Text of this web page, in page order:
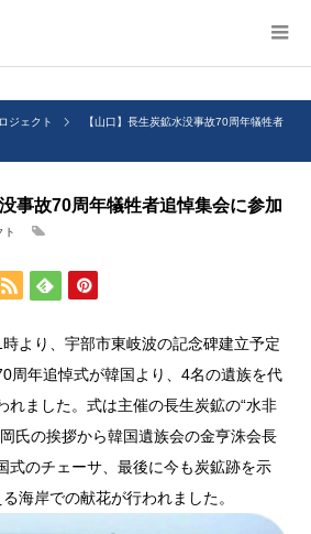
ジェクト
【山口】長生炭鉱水没事故70周年犠牲者
事故70周年犠牲者追悼集会に参加
ト
より、宇部市東岐波の記念碑建立予定
周年追悼式が韓国より、4名の遺族を代
れました。式は主催の長生炭鉱の“水非
氏の挨拶から韓国遺族会の金亨洙会長
式のチェーサ、最後に今も炭鉱跡を示
海岸での献花が行われました。